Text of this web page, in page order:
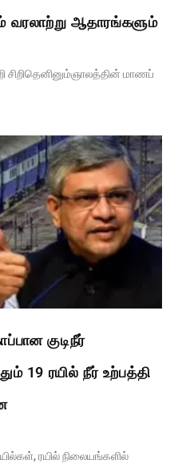
வரலாற்று ஆதாரங்களும்
சிறிதெனினும்ஞாலத்தின் மாணப்
குடிநீர்
19 ரயில் நீர் உற்பத்தி
ரயில் நிலையங்களில்